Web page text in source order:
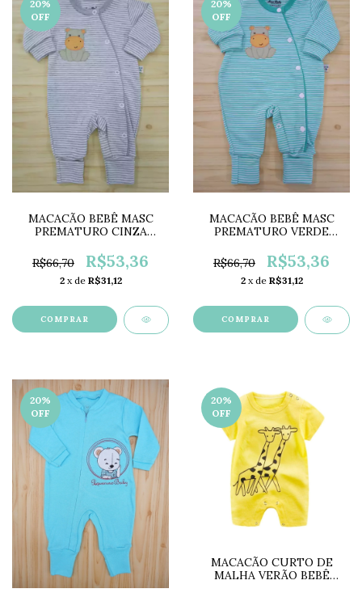
20%
OFF
MACACÃO BEBÊ MASC
PREMATURO CINZA
R$66,70
R$53,36
2 x de R$31,12
COMPRAR
20%
OFF
MACACÃO BEBÊ MASC
PREMATURO VERDE
R$66,70
R$53,36
2 x de R$31,12
COMPRAR
20%
OFF
20%
OFF
MACACÃO CURTO DE
MALHA VERÃO BEBÊ